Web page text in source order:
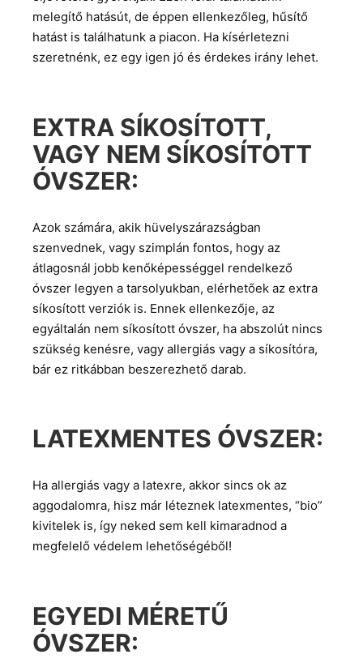
melegítő hatásút, de éppen ellenkezőleg, hűsítő
hatást is találhatunk a piacon. Ha kísérletezni
szeretnénk, ez egy igen jó és érdekes irány lehet.
EXTRA SÍKOSÍTOTT,
VAGY NEM SÍKOSÍTOTT
ÓVSZER:
Azok számára, akik hüvelyszárazságban
szenvednek, vagy szimplán fontos, hogy az
átlagosnál jobb kenőképességgel rendelkező
óvszer legyen a tarsolyukban, elérhetőek az extra
síkosított verziók is. Ennek ellenkezője, az
egyáltalán nem síkosított óvszer, ha abszolút nincs
szükség kenésre, vagy allergiás vagy a síkosítóra,
bár ez ritkábban beszerezhető darab.
LATEXMENTES ÓVSZER:
Ha allergiás vagy a latexre, akkor sincs ok az
aggodalomra, hisz már léteznek latexmentes, “bio”
kivitelek is, így neked sem kell kimaradnod a
megfelelő védelem lehetőségéből!
EGYEDI MÉRETŰ
ÓVSZER: